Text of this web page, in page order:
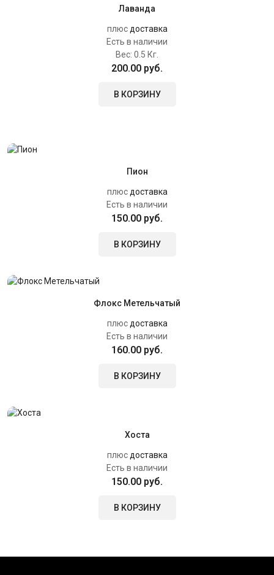
Лаванда
плюс доставка
Есть в наличии
Вес: 0.5 Кг.
200.00 руб.
В КОРЗИНУ
Пион
плюс доставка
Есть в наличии
150.00 руб.
В КОРЗИНУ
Флокс Метельчатый
плюс доставка
Есть в наличии
160.00 руб.
В КОРЗИНУ
Хоста
плюс доставка
Есть в наличии
150.00 руб.
В КОРЗИНУ